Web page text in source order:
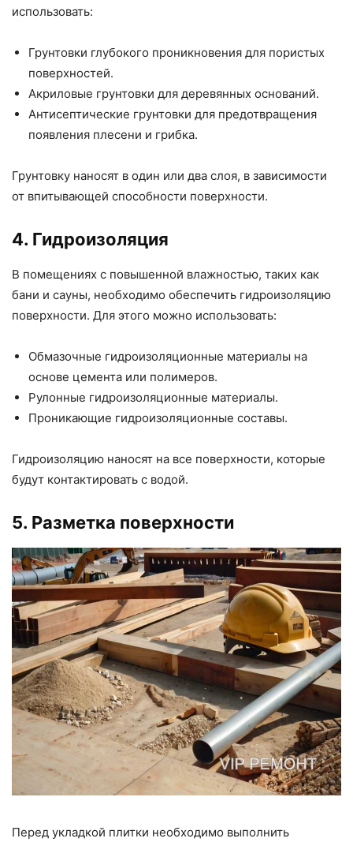
использовать:
Грунтовки глубокого проникновения для пористых
поверхностей.
Акриловые грунтовки для деревянных оснований.
Антисептические грунтовки для предотвращения
появления плесени и грибка.
Грунтовку наносят в один или два слоя, в зависимости
от впитывающей способности поверхности.
4. Гидроизоляция
В помещениях с повышенной влажностью, таких как
бани и сауны, необходимо обеспечить гидроизоляцию
поверхности. Для этого можно использовать:
Обмазочные гидроизоляционные материалы на
основе цемента или полимеров.
Рулонные гидроизоляционные материалы.
Проникающие гидроизоляционные составы.
Гидроизоляцию наносят на все поверхности, которые
будут контактировать с водой.
5. Разметка поверхности
Перед укладкой плитки необходимо выполнить